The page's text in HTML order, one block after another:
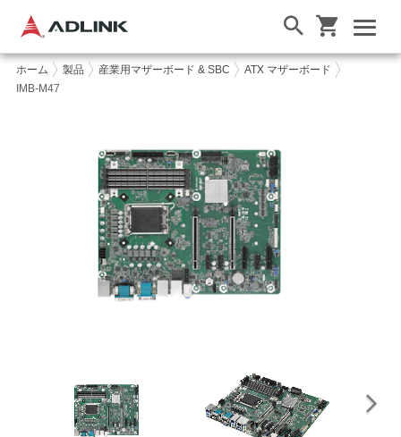
ホーム 製品 産業用マザーボード & SBC
ATX マザーボード
IMB-M47